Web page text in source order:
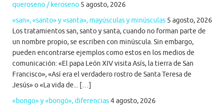
queroseno / keroseno 5 agosto, 2026
«san», «santo» y «santa», mayúsculas y minúsculas 5 agosto, 2026
Los tratamientos san, santo y santa, cuando no forman parte de
un nombre propio, se escriben con minúscula. Sin embargo,
pueden encontrarse ejemplos como estos en los medios de
comunicación: «El papa León XIV visita Asís, la tierra de San
Francisco», «Así era el verdadero rostro de Santa Teresa de
Jesús» o «La vida de... […]
«bongo» y «bongó», diferencias4 agosto, 2026